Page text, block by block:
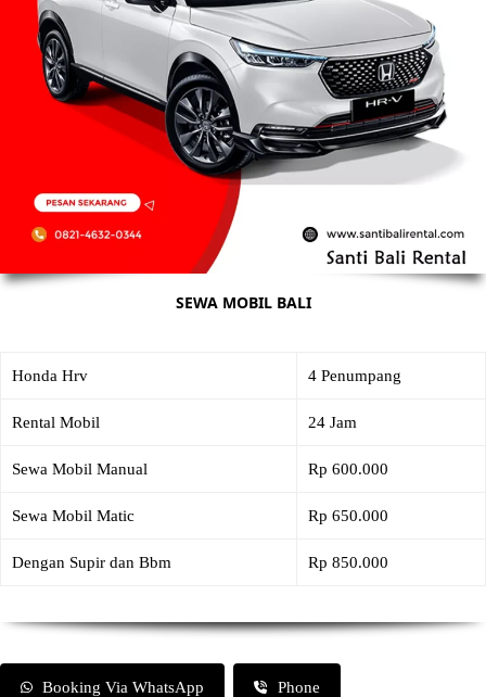
SEWA MOBIL BALI
Honda Hrv 4 Penumpang
Rental Mobil 24 Jam
Sewa Mobil Manual Rp 600.000
Sewa Mobil Matic Rp 650.000
Dengan Supir dan Bbm Rp 850.000
Booking Via WhatsApp Phone